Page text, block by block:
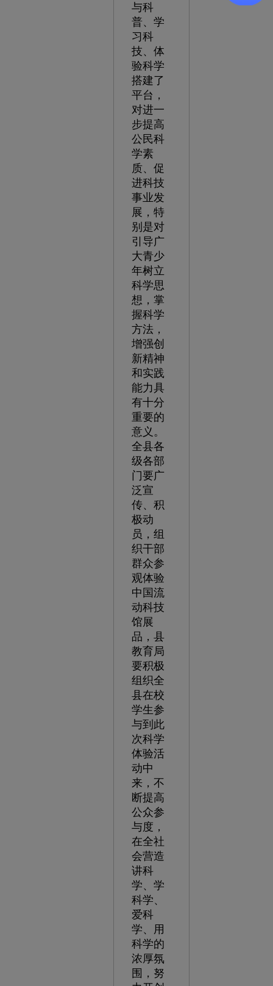
与科
普、学
习科
技、体
验科学
搭建了
平台，
对进一
步提高
公民科
学素
质、促
进科技
事业发
展，特
别是对
引导广
大青少
年树立
科学思
想，掌
握科学
方法，
增强创
新精神
和实践
能力具
有十分
重要的
意义。
全县各
级各部
门要广
泛宣
传、积
极动
员，组
织干部
群众参
观体验
中国流
动科技
馆展
品，县
教育局
要积极
组织全
县在校
学生参
与到此
次科学
体验活
动中
来，不
断提高
公众参
与度，
在全社
会营造
讲科
学、学
科学、
爱科
学、用
科学的
浓厚氛
围，努